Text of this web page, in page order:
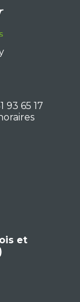
93 65 17
et